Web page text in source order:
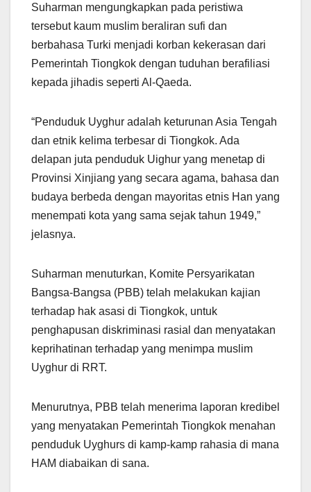
Suharman mengungkapkan pada peristiwa
tersebut kaum muslim beraliran sufi dan
berbahasa Turki menjadi korban kekerasan dari
Pemerintah Tiongkok dengan tuduhan berafiliasi
kepada jihadis seperti Al-Qaeda.
“Penduduk Uyghur adalah keturunan Asia Tengah
dan etnik kelima terbesar di Tiongkok. Ada
delapan juta penduduk Uighur yang menetap di
Provinsi Xinjiang yang secara agama, bahasa dan
budaya berbeda dengan mayoritas etnis Han yang
menempati kota yang sama sejak tahun 1949,”
jelasnya.
Suharman menuturkan, Komite Persyarikatan
Bangsa-Bangsa (PBB) telah melakukan kajian
terhadap hak asasi di Tiongkok, untuk
penghapusan diskriminasi rasial dan menyatakan
keprihatinan terhadap yang menimpa muslim
Uyghur di RRT.
Menurutnya, PBB telah menerima laporan kredibel
yang menyatakan Pemerintah Tiongkok menahan
penduduk Uyghurs di kamp-kamp rahasia di mana
HAM diabaikan di sana.